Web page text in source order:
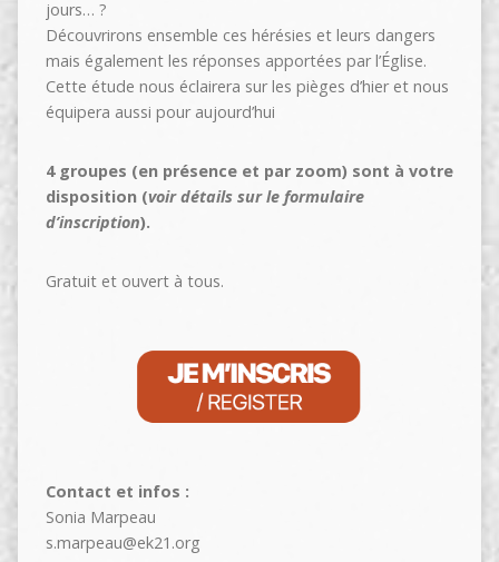
jours… ?
Découvrirons ensemble ces hérésies et leurs dangers
mais également les réponses apportées par l’Église.
Cette étude nous éclairera sur les pièges d’hier et nous
équipera aussi pour aujourd’hui
4 groupes (en présence et par zoom) sont à votre
disposition (voir détails sur le formulaire
d’inscription).
Gratuit et ouvert à tous.
Contact et infos :
Sonia Marpeau
s.marpeau@ek21.org